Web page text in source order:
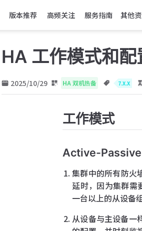
版本推荐 高频关注 服务指南 其他
HA 工作模式和配
2025/10/29 HA 双机热备 7.X.X
工作模式
Active-
集群中的所有防火
延时，因为集群需
一台以上的从设备
从设备与主设备一